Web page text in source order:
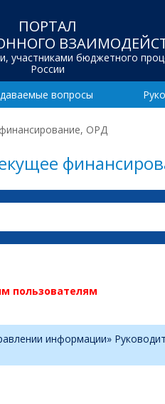
ПОРТАЛ
участниками бюджетного
России
вопросы
ОРД
пользователям
информации»